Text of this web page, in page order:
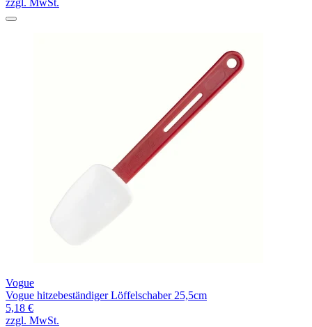
Vogue
Vogue hitzebeständiger Löffelschaber 25,5cm
5,18 €
zzgl. MwSt.